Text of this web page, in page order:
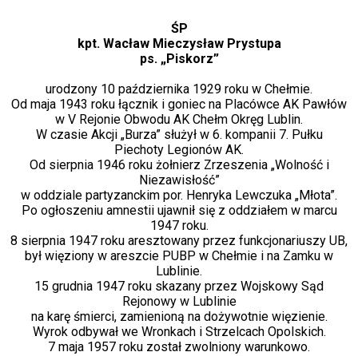
ŚP
kpt.Wacław Mieczysław Prystupa
ps. „Piskorz”
urodzony 10 października 1929 roku w Chełmie.
Od maja 1943 roku łącznik i goniec na Placówce AK Pawłów
w V Rejonie Obwodu AK Chełm Okręg Lublin.
W czasie Akcji „Burza” służył w 6. kompanii 7. Pułku
Piechoty Legionów AK.
Od sierpnia 1946 roku żołnierz Zrzeszenia „Wolność i
Niezawisłość”
w oddziale partyzanckim por. Henryka Lewczuka „Młota”.
Po ogłoszeniu amnestii ujawnił się z oddziałem w marcu
1947 roku.
8 sierpnia 1947 roku aresztowany przez funkcjonariuszy UB,
był więziony w areszcie PUBP w Chełmie i na Zamku w
Lublinie.
15 grudnia 1947 roku skazany przez Wojskowy Sąd
Rejonowy w Lublinie
na karę śmierci, zamienioną na dożywotnie więzienie.
Wyrok odbywał we Wronkach i Strzelcach Opolskich.
7 maja 1957 roku został zwolniony warunkowo.